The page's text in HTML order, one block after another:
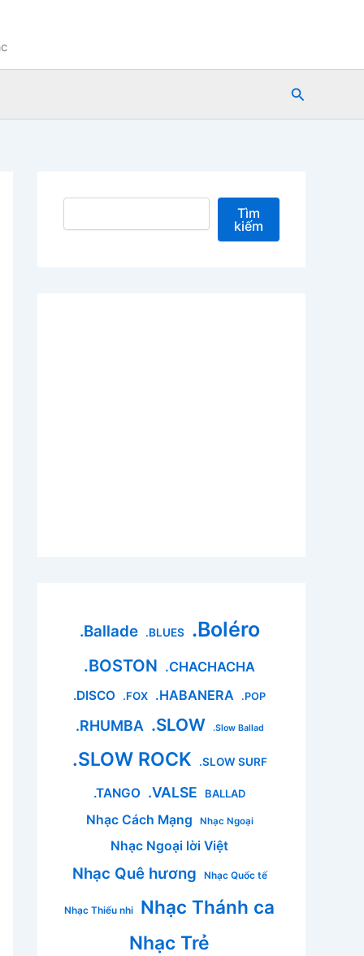
Tìm
Tìm kiếm
Tìm
kiếm
.Ballade .BLUES .Boléro
.BOSTON .CHACHACHA
.DISCO .FOX .HABANERA .POP
.RHUMBA .SLOW .Slow Ballad
.SLOW ROCK .SLOW SURF
.TANGO .VALSE BALLAD
Nhạc Cách Mạng Nhạc Ngoại
Nhạc Ngoại lời Việt
Nhạc Quê hương Nhạc Quốc tế
Nhạc Thiếu nhi Nhạc Thánh ca
Nhạc Trẻ